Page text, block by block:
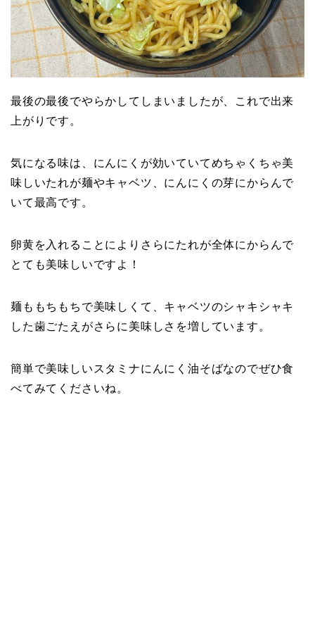
最後の最後でやらかしてしまいましたが、これで出来
上がりです。
気になる味は、にんにくが効いていてめちゃくちゃ美
味しいたれが麺やキャベツ、にんにくの芽にからんで
いて最高です。
卵黄を入れることによりさらにたれが全体にからんで
とても美味しいですよ！
麺ももちもちで美味しくて、キャベツのシャキシャキ
した歯ごたえがさらに美味しさを増しています。
簡単で美味しいスタミナにんにく油そばなのでぜひ食
べてみてくださいね。